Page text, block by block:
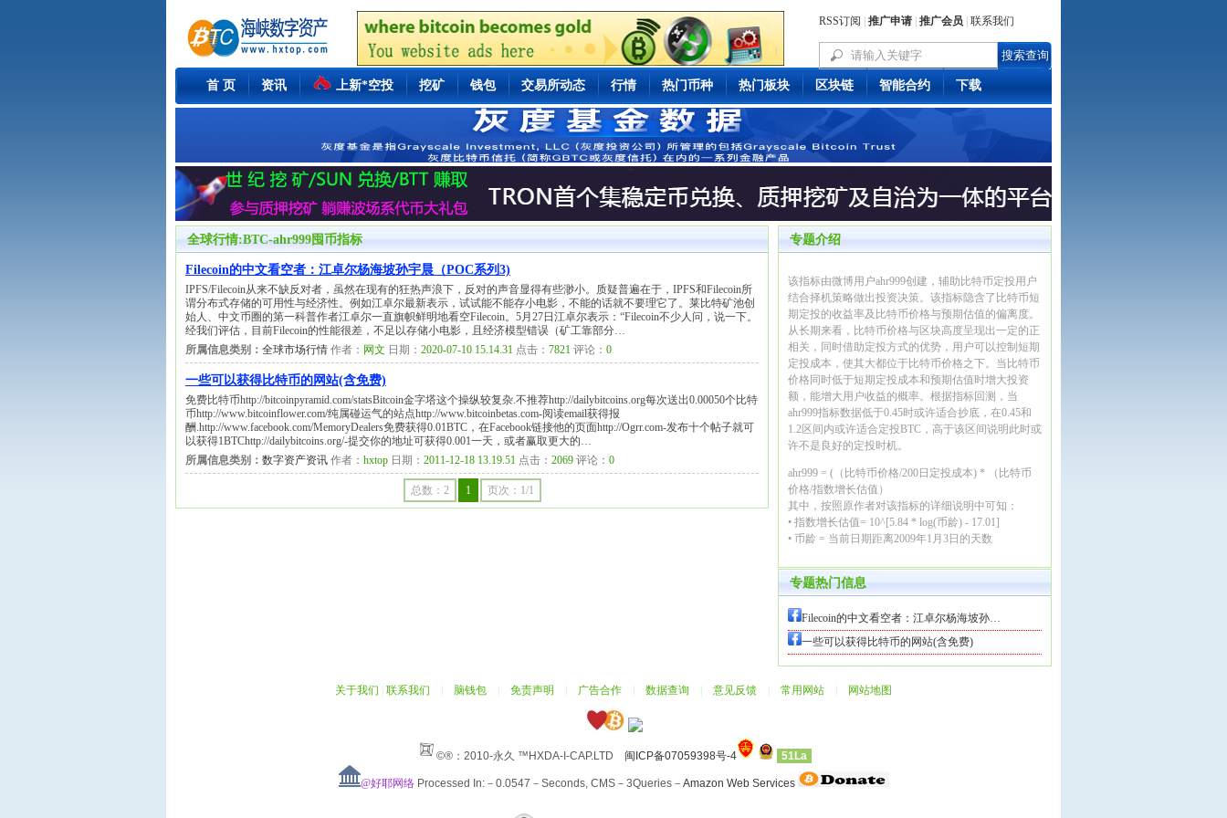
RSS订阅 推广申请 推广会员 联系我们
首 页 资讯 上新*空投 挖矿 钱包 交易所动态 行情 热门币种 热门板块 区块链 智能合约 下载
全球行情:BTC-ahr999囤币指标
Filecoin的中文看空者：江卓尔杨海坡孙宇晨（POC系列3)
IPFS/Filecoin从来不缺反对者，虽然在现有的狂热声浪下，反对的声音显得有些渺小。质疑普遍在于，IPFS和Filecoin所
谓分布式存储的可用性与经济性。例如江卓尔最新表示，试试能不能存小电影，不能的话就不要理它了。莱比特矿池创
始人、中文币圈的第一科普作者江卓尔一直旗帜鲜明地看空Filecoin。5月27日江卓尔表示：“Filecoin不少人问，说一下。
经我们评估，目前Filecoin的性能很差，不足以存储小电影，且经济模型错误（矿工靠部分…
所属信息类别： 全球市场行情 作者： 网文 日期： 2020-07-10 15.14.31 点击： 7821 评论： 0
一些可以获得比特币的网站(含免费)
免费比特币http://bitcoinpyramid.com/statsBitcoin金字塔这个操纵较复杂.不推荐http://dailybitcoins.org每次送出0.00050个比特
币http://www.bitcoinflower.com/纯属碰运气的站点http://www.bitcoinbetas.com-阅读email获得报
酬.http://www.facebook.com/MemoryDealers免费获得0.01BTC，在Facebook链接他的页面http://Ogrr.com-发布十个帖子就可
以获得1BTChttp://dailybitcoins.org/-提交你的地址可获得0.001一天，或者赢取更大的…
所属信息类别： 数字资产资讯 作者： hxtop 日期： 2011-12-18 13.19.51 点击： 2069 评论： 0
总数：2 1 页次：1/1
专题介绍
该指标由微博用户ahr999创建，辅助比特币定投用户
结合择机策略做出投资决策。该指标隐含了比特币短
期定投的收益率及比特币价格与预期估值的偏离度。
从长期来看，比特币价格与区块高度呈现出一定的正
相关，同时借助定投方式的优势，用户可以控制短期
定投成本，使其大都位于比特币价格之下。当比特币
价格同时低于短期定投成本和预期估值时增大投资
额，能增大用户收益的概率。根据指标回测，当
ahr999指标数据低于0.45时或许适合抄底，在0.45和
1.2区间内或许适合定投BTC，高于该区间说明此时或
许不是良好的定投时机。
ahr999 = (（比特币价格/200日定投成本) * （比特币
价格/指数增长估值）
其中，按照原作者对该指标的详细说明中可知：
• 指数增长估值= 10^[5.84 * log(币龄) - 17.01]
• 币龄 = 当前日期距离2009年1月3日的天数
专题热门信息
Filecoin的中文看空者：江卓尔杨海坡孙…
一些可以获得比特币的网站(含免费)
关于我们 联系我们 脑钱包 免责声明 广告合作 数据查询 意见反馈 常用网站 网站地图
©®：2010-永久 ™HXDA-I-CAP.LTD 闽ICP备07059398号-4 51La
@好耶网络 Processed In:－0.0547－Seconds, CMS－3Queries－ Amazon Web Services